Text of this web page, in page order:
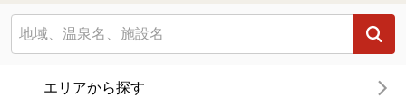
エリアから探す